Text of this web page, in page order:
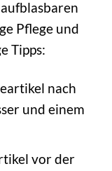
Pflege und
Tipps:
nach
und einem
vor der